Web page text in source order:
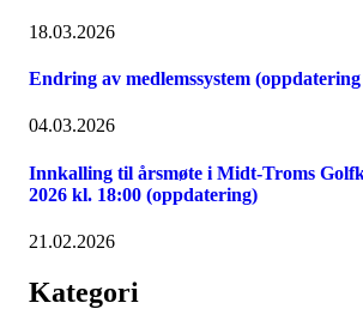
18.03.2026
Endring av medlemssystem (oppdatering
04.03.2026
Innkalling til årsmøte i Midt-Troms
2026 kl. 18:00 (oppdatering)
21.02.2026
Kategori